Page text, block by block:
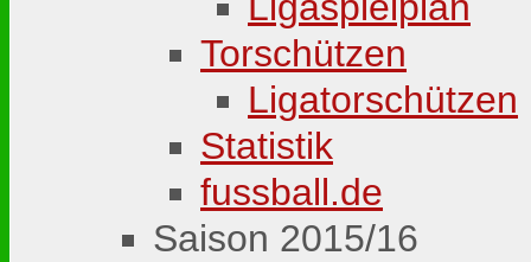
Torschützen
Ligatorschützen
Statistik
fussball.de
Saison 2015/16